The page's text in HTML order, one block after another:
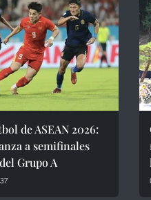
de ASEAN 2026:
a semifinales
Grupo A